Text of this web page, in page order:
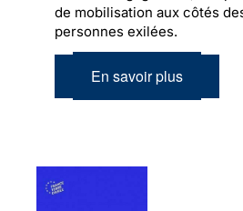
de mobilisation aux côtés
personnes exilées.
En savoir plus